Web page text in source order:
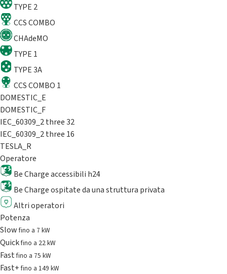
TYPE 2
CCS COMBO
CHAdeMO
TYPE 1
TYPE 3A
CCS COMBO 1
DOMESTIC_E
DOMESTIC_F
IEC_60309_2 three 32
IEC_60309_2 three 16
TESLA_R
Operatore
Be Charge accessibili h24
Be Charge ospitate da una struttura privata
Altri operatori
Potenza
Slowfino a 7 kW
Quickfino a 22 kW
Fastfino a 75 kW
Fast+fino a 149 kW